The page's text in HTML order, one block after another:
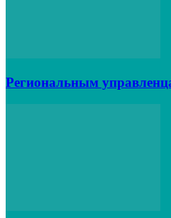
Региональным